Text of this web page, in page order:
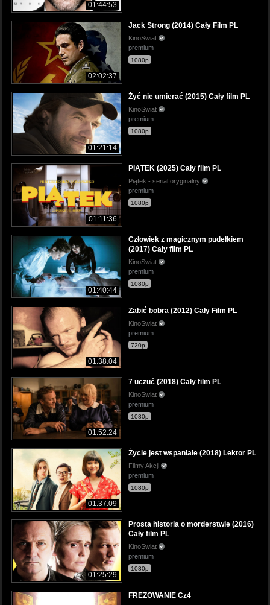
01:44:53
02:02:37
Jack Strong (2014) Cały Film PL
KinoSwiat
premium
1080p
01:21:14
Żyć nie umierać (2015) Cały film PL
KinoSwiat
premium
1080p
01:11:36
PIĄTEK (2025) Cały film PL
Piątek - serial oryginalny
premium
1080p
01:40:44
Człowiek z magicznym pudełkiem
(2017) Cały film PL
KinoSwiat
premium
1080p
01:38:04
Zabić bobra (2012) Cały Film PL
KinoSwiat
premium
720p
01:52:24
7 uczuć (2018) Cały film PL
KinoSwiat
premium
1080p
01:37:09
Życie jest wspaniałe (2018) Lektor PL
Filmy Akcji
premium
1080p
01:25:29
Prosta historia o morderstwie (2016)
Cały film PL
KinoSwiat
premium
1080p
FREZOWANIE Cz4